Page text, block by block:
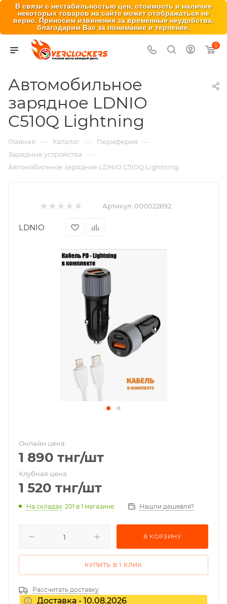
В связи с нестабильностью цен, стоимость и наличие
некоторых товаров на сайте может отображаться не
верно. Приносим извинения за временные неудобства,
благодарим Вас за понимание и терпение.
0
Автомобильное
зарядное LDNIO
C510Q Lightning
Главная — Каталог — Периферия —
Зарядные устройства —
Автомобильное зарядное LDNIO C510Q Lightning
Артикул: 000022692
LDNIO
Онлайн цена
1 890 тнг/шт
Клубная цена
1 520 тнг/шт
На складах: 201 в 1 магазине Нашли дешевле?
В КОРЗИНУ
КУПИТЬ В 1 КЛИК
Рассчитать доставку
Доставка - 10.08.2026